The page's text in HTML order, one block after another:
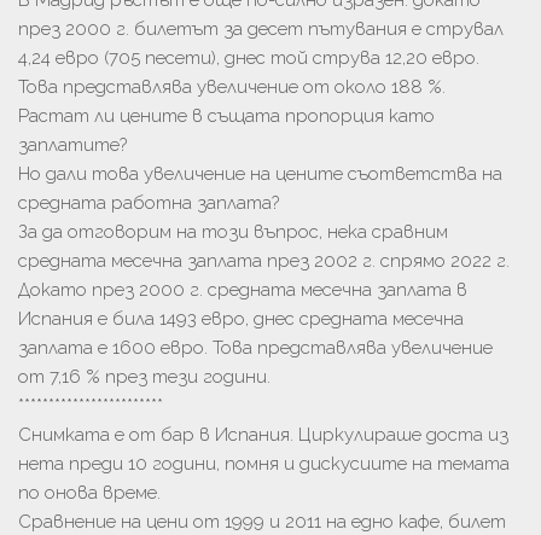
през 2000 г. билетът за десет пътувания е струвал
4,24 евро (705 песети), днес той струва 12,20 евро.
Това представлява увеличение от около 188 %.
Растат ли цените в същата пропорция като
заплатите?
Но дали това увеличение на цените съответства на
средната работна заплата?
За да отговорим на този въпрос, нека сравним
средната месечна заплата през 2002 г. спрямо 2022 г.
Докато през 2000 г. средната месечна заплата в
Испания е била 1493 евро, днес средната месечна
заплата е 1600 евро. Това представлява увеличение
от 7,16 % през тези години.
************************
Снимката е от бар в Испания. Циркулираше доста из
нета преди 10 години, помня и дискусиите на темата
по онова време.
Сравнение на цени от 1999 и 2011 на едно кафе, билет